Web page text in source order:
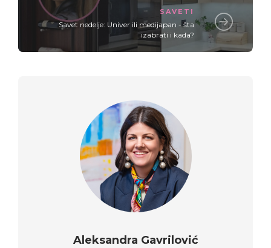
SAVETI
Savet nedelje: Univer ili medijapan - šta
izabrati i kada?
Aleksandra Gavrilović